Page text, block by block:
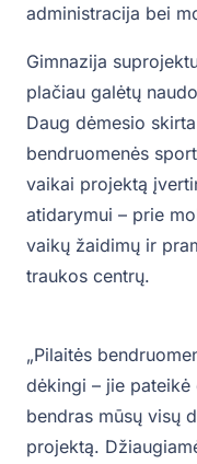
administracija bei
Gimnazija
plačiau galėtų
Daug dėmesio
bendruomenės
vaikai projektą
atidarymui – prie
vaikų žaidimų ir
traukos centrų.
„Pilaitės
dėkingi – jie
bendras mūsų visų
projektą.